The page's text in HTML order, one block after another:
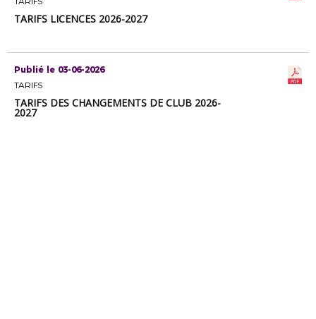
TARIFS LICENCES 2026-2027
Publié le 03-06-2026
TARIFS
TARIFS DES CHANGEMENTS DE CLUB 2026-
2027